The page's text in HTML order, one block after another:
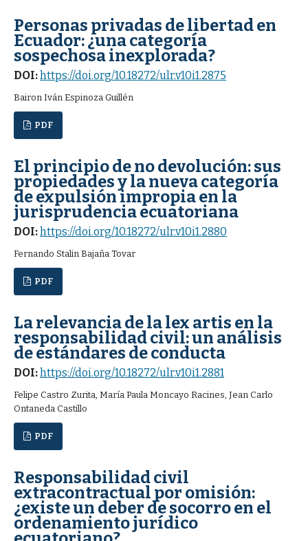
Personas privadas de libertad en
Ecuador: ¿una categoría
sospechosa inexplorada?
DOI:https://doi.org/10.18272/ulr.v10i1.2875
Bairon Iván Espinoza Guillén
PDF
El principio de no devolución: sus
propiedades y la nueva categoría
de expulsión impropia en la
jurisprudencia ecuatoriana
DOI:https://doi.org/10.18272/ulr.v10i1.2880
Fernando Stalin Bajaña Tovar
PDF
La relevancia de la lex artis en la
responsabilidad civil: un análisis
de estándares de conducta
DOI:https://doi.org/10.18272/ulr.v10i1.2881
Felipe Castro Zurita, María Paula Moncayo Racines, Jean Carlo
Ontaneda Castillo
PDF
Responsabilidad civil
extracontractual por omisión:
¿existe un deber de socorro en el
ordenamiento jurídico